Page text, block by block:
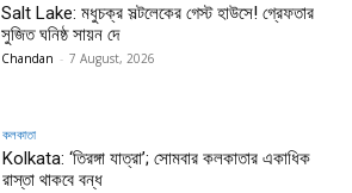
Salt Lake: মধুচক্র সল্টলেকের গেস্ট হাউসে! গ্রেফতার
সুজিত ঘনিষ্ঠ সায়ন দে
Chandan - 7 August, 2026
কলকাতা
Kolkata: ‘তিরঙ্গা যাত্রা’; সোমবার কলকাতার একাধিক
রাস্তা থাকবে বন্ধ